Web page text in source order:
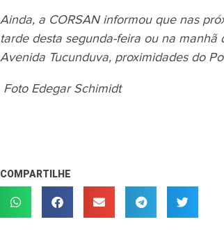
Ainda, a CORSAN informou que nas
tarde desta segunda-feira ou na
Avenida Tucunduva, proximidades do
Foto Edegar Schimidt
COMPARTILHE